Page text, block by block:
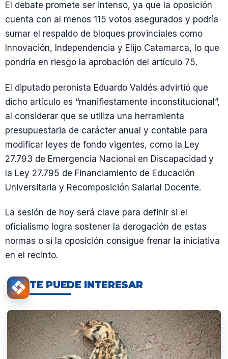
El debate promete ser intenso, ya que la oposición
cuenta con al menos 115 votos asegurados y podría
sumar el respaldo de bloques provinciales como
Innovación, Independencia y Elijo Catamarca, lo que
pondría en riesgo la aprobación del artículo 75.
El diputado peronista Eduardo Valdés advirtió que
dicho artículo es “manifiestamente inconstitucional”,
al considerar que se utiliza una herramienta
presupuestaria de carácter anual y contable para
modificar leyes de fondo vigentes, como la Ley
27.793 de Emergencia Nacional en Discapacidad y
la Ley 27.795 de Financiamiento de Educación
Universitaria y Recomposición Salarial Docente.
La sesión de hoy será clave para definir si el
oficialismo logra sostener la derogación de estas
normas o si la oposición consigue frenar la iniciativa
en el recinto.
TE PUEDE INTERESAR